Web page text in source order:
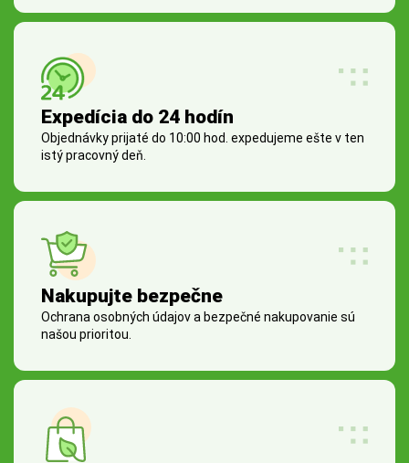
Expedícia do 24 hodín
Objednávky prijaté do 10:00 hod. expedujeme ešte v ten
istý pracovný deň.
Nakupujte bezpečne
Ochrana osobných údajov a bezpečné nakupovanie sú
našou prioritou.